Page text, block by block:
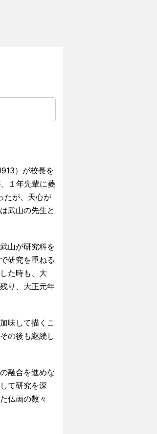
）が校長を
１年先輩に菱
たが、天心が
武山の先生と
山が研究科を
研究を重ねる
た時も、大
り、大正元年
味して描くこ
の後も継続し
融合を進めな
て研究を深
仏画の数々